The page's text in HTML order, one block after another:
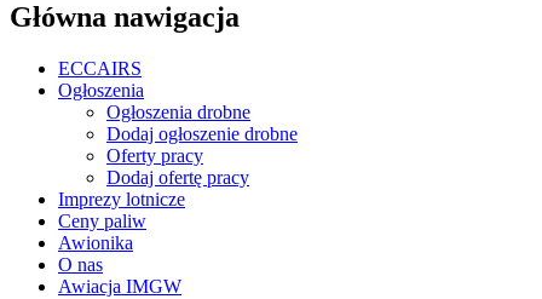
Główna nawigacja
ECCAIRS
Ogłoszenia
Ogłoszenia drobne
Dodaj ogłoszenie drobne
Oferty pracy
Dodaj ofertę pracy
Imprezy lotnicze
Ceny paliw
Awionika
O nas
Awiacja IMGW